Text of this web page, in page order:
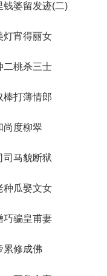
钱婆留发迹(二)
灯宵得丽女
二桃杀三士
棒打薄情郎
尚度柳翠
司马貌断狱
种瓜娶文女
巧骗皇甫妻
累修成佛